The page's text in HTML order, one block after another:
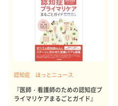
認知症 ほっとニュース
『医師・看護師のための認知症プ
ライマリケアまるごとガイド』